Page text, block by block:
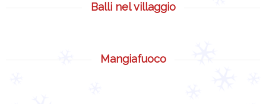
Balli nel villaggio
Mangiafuoco